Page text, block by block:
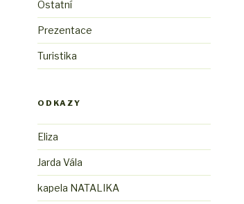
Ostatní
Prezentace
Turistika
ODKAZY
Eliza
Jarda Vála
kapela NATALIKA